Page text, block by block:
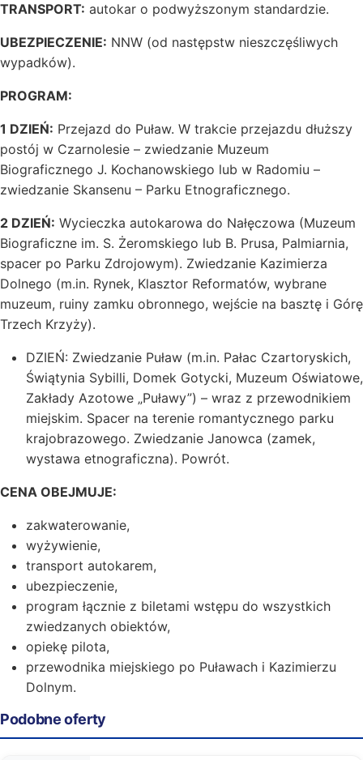
TRANSPORT: autokar o podwyższonym standardzie.
UBEZPIECZENIE: NNW (od następstw nieszczęśliwych
wypadków).
PROGRAM:
1 DZIEŃ: Przejazd do Puław. W trakcie przejazdu dłuższy
postój w Czarnolesie – zwiedzanie Muzeum
Biograficznego J. Kochanowskiego lub w Radomiu –
zwiedzanie Skansenu – Parku Etnograficznego.
2 DZIEŃ: Wycieczka autokarowa do Nałęczowa (Muzeum
Biograficzne im. S. Żeromskiego lub B. Prusa, Palmiarnia,
spacer po Parku Zdrojowym). Zwiedzanie Kazimierza
Dolnego (m.in. Rynek, Klasztor Reformatów, wybrane
muzeum, ruiny zamku obronnego, wejście na basztę i Górę
Trzech Krzyży).
DZIEŃ: Zwiedzanie Puław (m.in. Pałac Czartoryskich,
Świątynia Sybilli, Domek Gotycki, Muzeum Oświatowe,
Zakłady Azotowe „Puławy”) – wraz z przewodnikiem
miejskim. Spacer na terenie romantycznego parku
krajobrazowego. Zwiedzanie Janowca (zamek,
wystawa etnograficzna). Powrót.
CENA OBEJMUJE:
zakwaterowanie,
wyżywienie,
transport autokarem,
ubezpieczenie,
program łącznie z biletami wstępu do wszystkich
zwiedzanych obiektów,
opiekę pilota,
przewodnika miejskiego po Puławach i Kazimierzu
Dolnym.
Podobne oferty